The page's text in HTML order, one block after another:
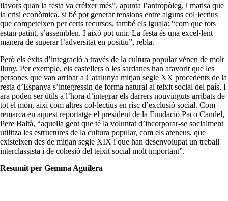
llavors quan la festa va créixer més”, apunta l’antropòleg, i matisa que
la crisi econòmica, si bé pot generar tensions entre alguns col·lectius
que competeixen per certs recursos, també els iguala: “com que tots
estan patint, s’assemblen. I això pot unir. La festa és una excel·lent
manera de superar l’adversitat en positiu”, rebla.
Però els èxits d’integració a través de la cultura popular vénen de molt
lluny. Per exemple, els castellers o les sardanes han afavorit que les
persones que van arribar a Catalunya mitjan segle XX procedents de la
resta d’Espanya s’integressin de forma natural al teixit social del país. I
ara poden ser útils a l’hora d’integrar els darrers nouvinguts arribats de
tot el món, així com altres col·lectius en risc d’exclusió social. Com
remarca en aquest reportatge el president de la Fundació Paco Candel,
Pere Baltà, “aquella gent que té la voluntat d’incorporar-se socialment
utilitza les estructures de la cultura popular, com els ateneus, que
existeixen des de mitjan segle XIX i que han desenvolupat un treball
interclassista i de cohesió del teixit social molt important”.
Resumit per Gemma Aguilera